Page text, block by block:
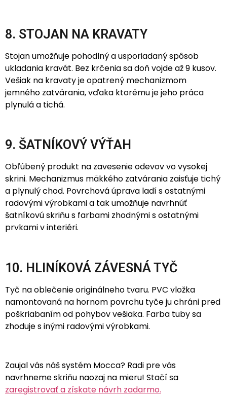
8. STOJAN NA KRAVATY
Stojan umožňuje pohodlný a usporiadaný spôsob
ukladania kravát. Bez krčenia sa doň vojde až 9 kusov.
Vešiak na kravaty je opatrený mechanizmom
jemného zatvárania, vďaka ktorému je jeho práca
plynulá a tichá.
9. ŠATNÍKOVÝ VÝŤAH
Obľúbený produkt na zavesenie odevov vo vysokej
skrini. Mechanizmus mäkkého zatvárania zaisťuje tichý
a plynulý chod. Povrchová úprava ladí s ostatnými
radovými výrobkami a tak umožňuje navrhnúť
šatníkovú skriňu s farbami zhodnými s ostatnými
prvkami v interiéri.
10. HLINÍKOVÁ ZÁVESNÁ TYČ
Tyč na oblečenie originálneho tvaru. PVC vložka
namontovaná na hornom povrchu tyče ju chráni pred
poškriabaním od pohybov vešiaka. Farba tuby sa
zhoduje s inými radovými výrobkami.
Zaujal vás náš systém Mocca? Radi pre vás
navrhneme skriňu naozaj na mieru! Stačí sa
zaregistrovať a získate návrh zadarmo.